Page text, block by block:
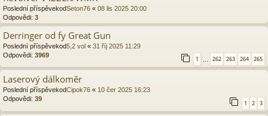
Poslední příspěvekodSeton76 « 08 lis 2025 20:00
Odpovědi: 3
Derringer od fy Great Gun
Poslední příspěvekod5,2 vol « 31 říj 2025 11:29
Odpovědi: 3969
1 … 262 263 264 265
Laserový dálkoměr
Poslední příspěvekodCipok76 « 10 čer 2025 16:23
Odpovědi: 39
1 2 3